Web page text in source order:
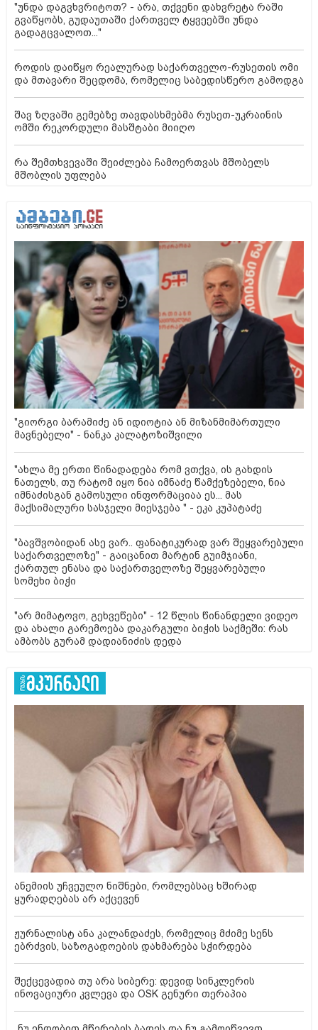
"უნდა დაგვხვრიტოთ? - არა, თქვენი დახვრეტა რაში
გვაწყობს, გუდაუთაში ქართველ ტყვეებში უნდა
გადაგცვალოთ..."
როდის დაიწყო რეალურად საქართველო-რუსეთის ომი
და მთავარი შეცდომა, რომელიც საბედისწერო გამოდგა
შავ ზღვაში გემებზე თავდასხმებმა რუსეთ-უკრაინის
ომში რეკორდული მასშტაბი მიიღო
რა შემთხვევაში შეიძლება ჩამოერთვას მშობელს
მშობლის უფლება
"გიორგი ბარამიძე ან იდიოტია ან მიზანმიმართული
მავნებელი" - ნანკა კალატოზიშვილი
"ახლა მე ერთი წინადადება რომ ვთქვა, ის გახდის
ნათელს, თუ რატომ იყო ნია იმნაძე წამქეზებელი, ნია
იმნაძისგან გამოსული ინფორმაციაა ეს... მას
მაქსიმალური სასჯელი მიესჯება " - ეკა კუპატაძე
"ბავშვობიდან ასე ვარ.. ფანატიკურად ვარ შეყვარებული
საქართველოზე" - გაიცანით მარტინ გუიმჯიანი,
ქართულ ენასა და საქართველოზე შეყვარებული
სომეხი ბიჭი
"არ მიმატოვო, გეხვეწები" - 12 წლის წინანდელი ვიდეო
და ახალი გარემოება დაკარგული ბიჭის საქმეში: რას
ამბობს გურამ დადიანიძის დედა
ანემიის უჩვეულო ნიშნები, რომლებსაც ხშირად
ყურადღებას არ აქცევენ
ჟურნალისტ ანა კალანდაძეს, რომელიც მძიმე სენს
ებრძვის, საზოგადოების დახმარება სჭირდება
შექცევადია თუ არა სიბერე: დევიდ სინკლერის
ინოვაციური კვლევა და OSK გენური თერაპია